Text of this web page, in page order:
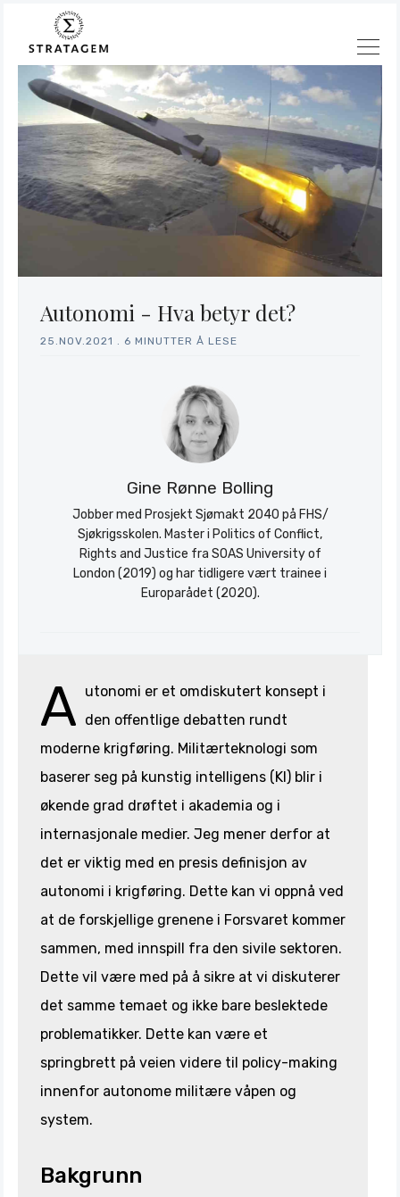
Stratagem
Autonomi - Hva betyr det?
25.NOV.2021 6 MINUTTER Å LESE
Gine Rønne Bolling
Jobber med Prosjekt Sjømakt 2040 på FHS/
Sjøkrigsskolen. Master i Politics of Conflict,
Rights and Justice fra SOAS University of
London (2019) og har tidligere vært trainee i
Europarådet (2020).
A utonomi er et omdiskutert konsept i
den offentlige debatten rundt
moderne krigføring. Militærteknologi som
baserer seg på kunstig intelligens (KI) blir i
økende grad drøftet i akademia og i
internasjonale medier. Jeg mener derfor at
det er viktig med en presis definisjon av
autonomi i krigføring. Dette kan vi oppnå ved
at de forskjellige grenene i Forsvaret kommer
sammen, med innspill fra den sivile sektoren.
Dette vil være med på å sikre at vi diskuterer
det samme temaet og ikke bare beslektede
problematikker. Dette kan være et
springbrett på veien videre til policy-making
innenfor autonome militære våpen og
system.
Bakgrunn